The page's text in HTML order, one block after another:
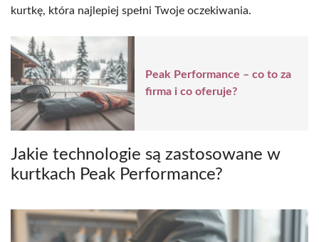
kurtkę, która najlepiej spełni Twoje oczekiwania.
Peak Performance – co to za
firma i co oferuje?
Jakie technologie są zastosowane w
kurtkach Peak Performance?